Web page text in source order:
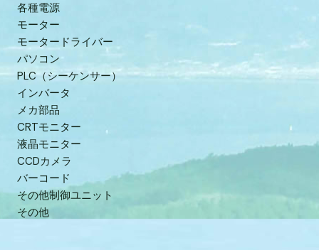
各種電源
モーター
モータードライバー
パソコン
PLC（シーケンサー）
インバータ
メカ部品
CRTモニター
液晶モニター
CCDカメラ
バーコード
その他制御ユニット
その他